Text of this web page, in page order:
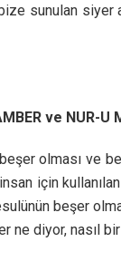
sunulan siyer
ve NUR-U
olması ve
için
beşer
ne diyor, nasıl